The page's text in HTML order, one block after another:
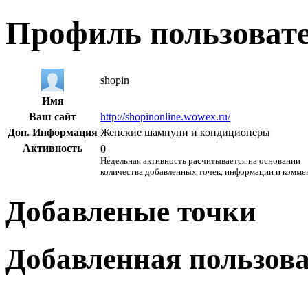
Профиль
shopin
Имя
Ваш сайт
http://shopinonline.wowex.ru/
Доп. Информация Женские шампуни и кондиционеры
Активность
0
Недельная активность расчитывается на основании
количества добавленных точек, информации и
Добавленые точки
Добавленная